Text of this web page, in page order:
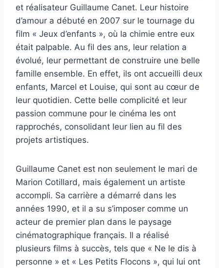
et réalisateur Guillaume Canet. Leur histoire
d’amour a débuté en 2007 sur le tournage du
film « Jeux d’enfants », où la chimie entre eux
était palpable. Au fil des ans, leur relation a
évolué, leur permettant de construire une belle
famille ensemble. En effet, ils ont accueilli deux
enfants, Marcel et Louise, qui sont au cœur de
leur quotidien. Cette belle complicité et leur
passion commune pour le cinéma les ont
rapprochés, consolidant leur lien au fil des
projets artistiques.
Guillaume Canet est non seulement le mari de
Marion Cotillard, mais également un artiste
accompli. Sa carrière a démarré dans les
années 1990, et il a su s’imposer comme un
acteur de premier plan dans le paysage
cinématographique français. Il a réalisé
plusieurs films à succès, tels que « Ne le dis à
personne » et « Les Petits Flocons », qui lui ont